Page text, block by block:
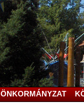
ÖNKORMÁNYZAT